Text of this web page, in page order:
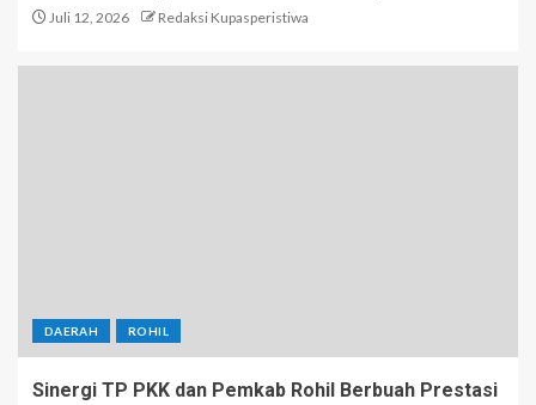
Juli 12, 2026 Redaksi Kupasperistiwa
DAERAH ROHIL
Sinergi TP PKK dan Pemkab Rohil Berbuah Prestasi